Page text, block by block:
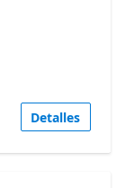
Detalles